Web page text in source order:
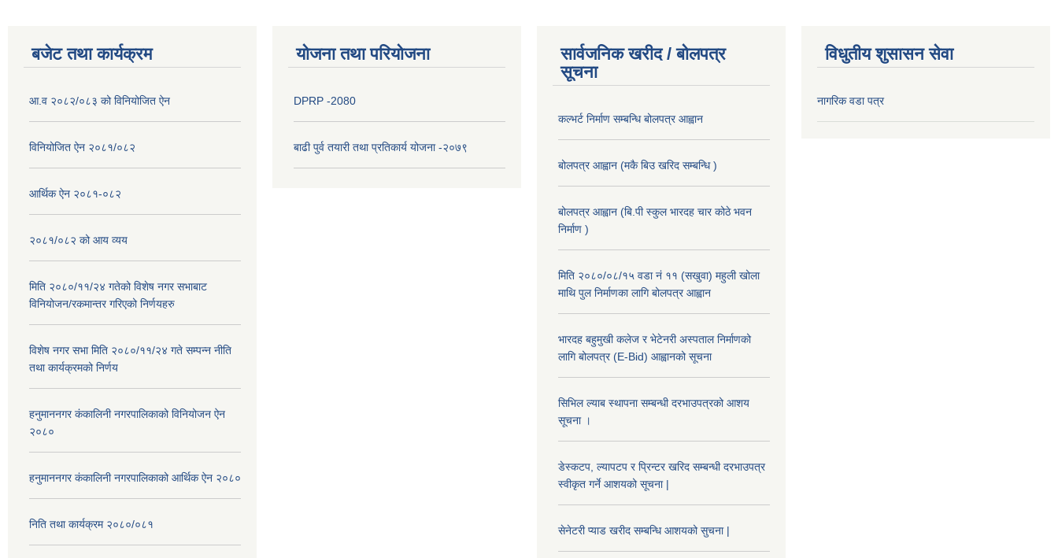
बजेट तथा कार्यक्रम
आ.व २०८२/०८३ को विनियोजित ऐन
विनियोजित ऐन २०८१/०८२
आर्थिक ऐन २०८१-०८२
२०८१/०८२ को आय व्यय
मिति २०८०/११/२४ गतेको विशेष नगर सभाबाट
विनियोजन/रकमान्तर गरिएको निर्णयहरु
विशेष नगर सभा मिति २०८०/११/२४ गते सम्पन्न नीति
तथा कार्यक्रमको निर्णय
हनुमाननगर कंकालिनी नगरपालिकाको विनियोजन ऐन
२०८०
हनुमाननगर कंकालिनी नगरपालिकाको आर्थिक ऐन २०८०
निति तथा कार्यक्रम २०८०/०८१
योजना तथा परियोजना
DPRP -2080
बाढी पुर्व तयारी तथा प्रतिकार्य योजना -२०७९
सार्वजनिक खरीद / बोलपत्र
सूचना
कल्भर्ट निर्माण सम्बन्धि बोलपत्र आह्वान
बोलपत्र आह्वान (मकै बिउ खरिद सम्बन्धि )
बोलपत्र आह्वान (बि.पी स्कुल भारदह चार कोठे भवन
निर्माण )
मिति २०८०/०८/१५ वडा नं ११ (सखुवा) महुली खोला
माथि पुल निर्माणका लागि बोलपत्र आह्वान
भारदह बहुमुखी कलेज र भेटेनरी अस्पताल निर्माणको
लागि बोलपत्र (E-Bid) आह्वानको सूचना
सिभिल ल्याब स्थापना सम्बन्धी दरभाउपत्रको आशय
सूचना ।
डेस्कटप, ल्यापटप र प्रिन्टर खरिद सम्बन्धी दरभाउपत्र
स्वीकृत गर्ने आशयको सूचना |
सेनेटरी प्याड खरीद सम्बन्धि आशयको सुचना |
विधुतीय शुसासन सेवा
नागरिक वडा पत्र